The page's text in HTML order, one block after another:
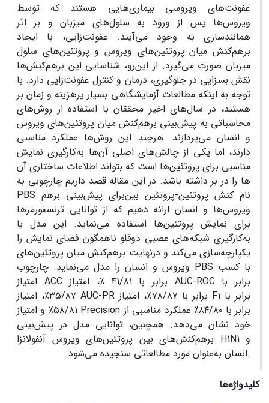
عفونت‌های ویروسی
بیماری‌هایی هستند که توسط
ویروس‌ها پس از ورود به سلول‌های میزبان و بر اثر
همانندسازی به وجود می‌آیند. عفونت‌زایی، با ایجاد
برهم‌کنش میان پروتئین‌های ویروس و پروتئین‌های سلول‌
میزبان صورت می‌گیرد. از این‌رو، شناسایی این برهم‌کنش‌ها
نقش بسزایی در جلوگیری، درمان و کنترل عفونت‌زایی دارد. با
توجه به اینکه مطالعات آزمایشگاهی بسیار پر‌هزینه و زمان بر
هستند، در سال‌های اخیر محققان با استفاده از روش‌های
محاسباتی به پیش‌بینی برهم‌کنش میان پروتئین‌های ویروس
و انسان می‌پردازند. هرچند این روش‌ها عملکرد مناسبی
دارند، اما یکی از چالش‌های اصلی آن‌ها به‌کارگیری نمایش
مناسبی برای پروتئین‌ها است که بتواند اطلاعات ساختاری آن
ها را در بر داشته باشد. در این مقاله قصد داریم چارچوبی به
نام
PBS برای پیش‌بینی برهمکنش پروتئین-پروتئین بین
ویروس‌ها و انسان ارائه دهیم که از توانایی ترنسفورمرها
برای نمایش پروتئین‌ها استفاده می‌نماید. این مدل با
به‌کارگیری شبکه‌های عصبی دوقلو ناهمگون فضای نمایش را
یکپارچه‌سازی می‌کند و درنهایت برهم‌کنش میان پروتئین‌های
PBS
ACC AUC-ROCبرابر با
۳۵/۸۷٪، امتیازAUC-PR F1برابر با
Precision برابر با ۸۴/۸۰٪ عملکرد مناسبی از
خود نشان می‌دهد. همچنین، توانایی مدل در پیش‌بینی
H1N1و
انسان به‌عنوان مورد مطالعاتی سنجیده می‌شود.
کلیدواژه‌ها